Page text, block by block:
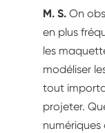
M. S. On
en plus
les
modéliser
tout
projeter.
numériques